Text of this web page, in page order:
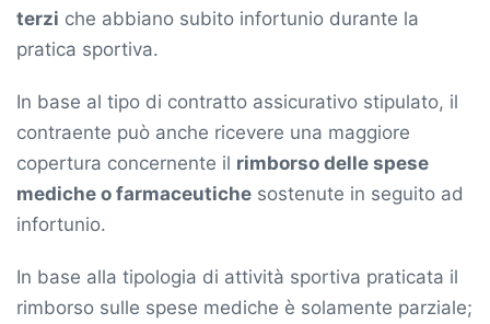
terzi che abbiano subito infortunio durante la
pratica sportiva.
In base al tipo di contratto assicurativo stipulato, il
contraente può anche ricevere una maggiore
copertura concernente il rimborso delle spese
mediche o farmaceutiche sostenute in seguito ad
infortunio.
In base alla tipologia di attività sportiva praticata il
rimborso sulle spese mediche è solamente parziale;